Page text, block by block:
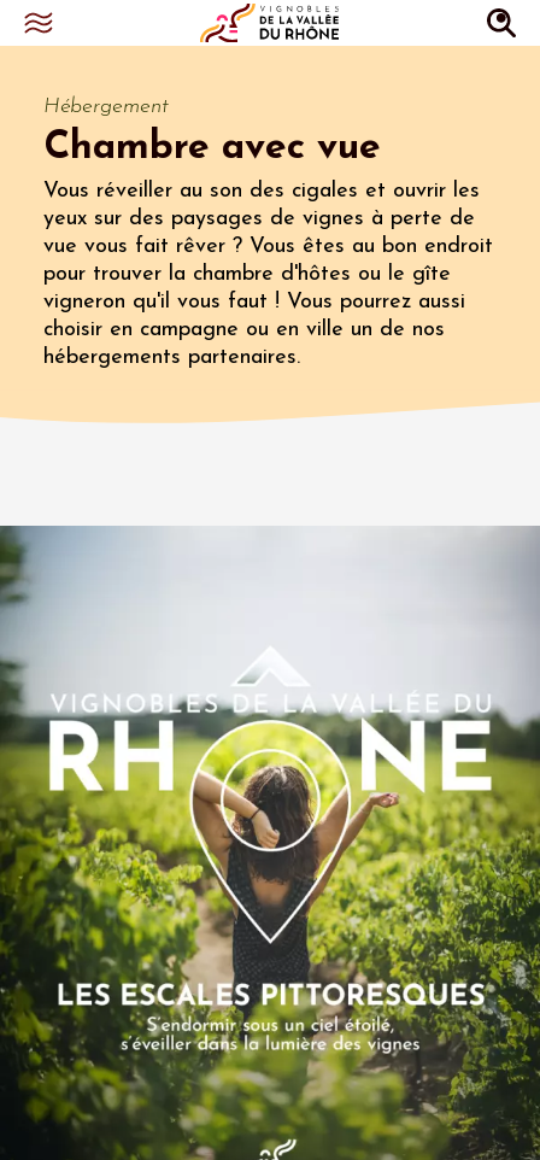
Hébergement
Chambre avec vue
Vous réveiller au son des cigales et ouvrir les
yeux sur des paysages de vignes à perte de
vue vous fait rêver ? Vous êtes au bon endroit
pour trouver la chambre d'hôtes ou le gîte
vigneron qu'il vous faut ! Vous pourrez aussi
choisir en campagne ou en ville un de nos
hébergements partenaires.